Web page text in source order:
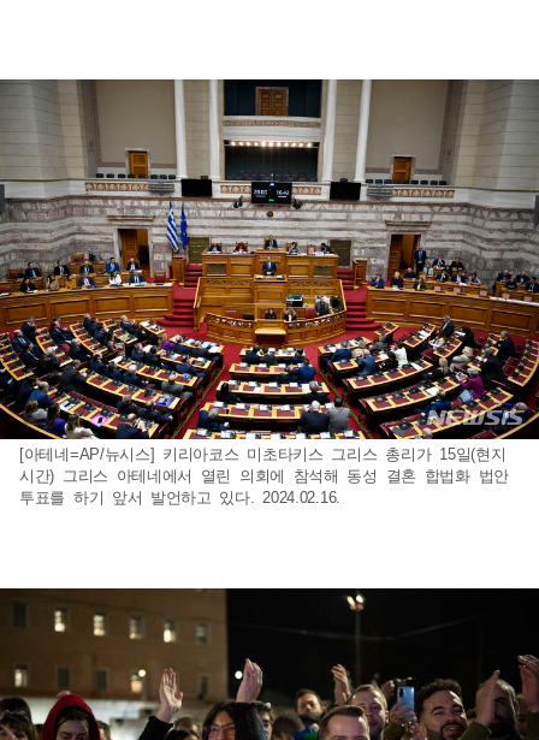
[아테네=AP/뉴시스] 키리아코스 미초타키스 그리스 총리가 15일(현지
시간) 그리스 아테네에서 열린 의회에 참석해 동성 결혼 합법화 법안
투표를 하기 앞서 발언하고 있다. 2024.02.16.